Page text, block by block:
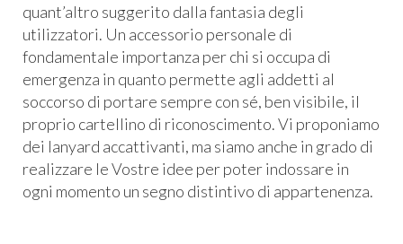
quant’altro suggerito dalla fantasia degli
utilizzatori. Un accessorio personale di
fondamentale importanza per chi si occupa di
emergenza in quanto permette agli addetti al
soccorso di portare sempre con sé, ben visibile, il
proprio cartellino di riconoscimento. Vi proponiamo
dei lanyard accattivanti, ma siamo anche in grado di
realizzare le Vostre idee per poter indossare in
ogni momento un segno distintivo di appartenenza.